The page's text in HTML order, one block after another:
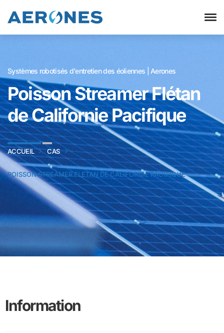
Systèmes robotisés d'entretien des éoliennes | Aerones
Poisson Streamer Flétan
de Californie Pacifique
ACCUEIL CAS
POISSON STREAMER FLÉTAN DE CALIFORNIE PACIFIQUE
Information